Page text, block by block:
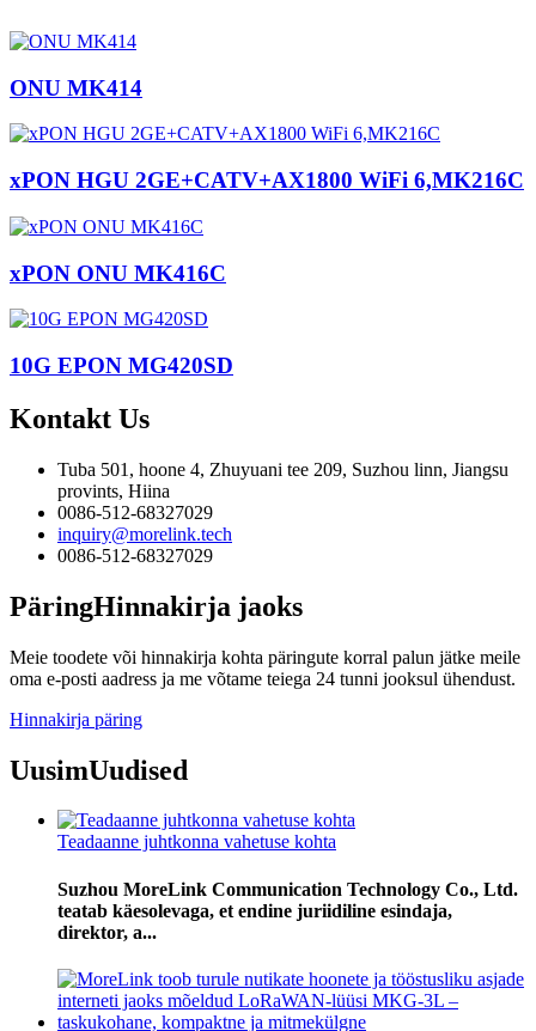
ONU MK414
xPON HGU 2GE+CATV+AX1800 WiFi 6,MK216C
xPON ONU MK416C
10G EPON MG420SD
Kontakt Us
Tuba 501, hoone 4, Zhuyuani tee 209, Suzhou linn, Jiangsu
provints, Hiina
0086-512-68327029
inquiry@morelink.tech
0086-512-68327029
PäringHinnakirja jaoks
Meie toodete või hinnakirja kohta päringute korral palun jätke meile
oma e-posti aadress ja me võtame teiega 24 tunni jooksul ühendust.
Hinnakirja päring
UusimUudised
Teadaanne juhtkonna vahetuse kohta
Suzhou MoreLink Communication Technology Co., Ltd.
teatab käesolevaga, et endine juriidiline esindaja,
direktor, a...